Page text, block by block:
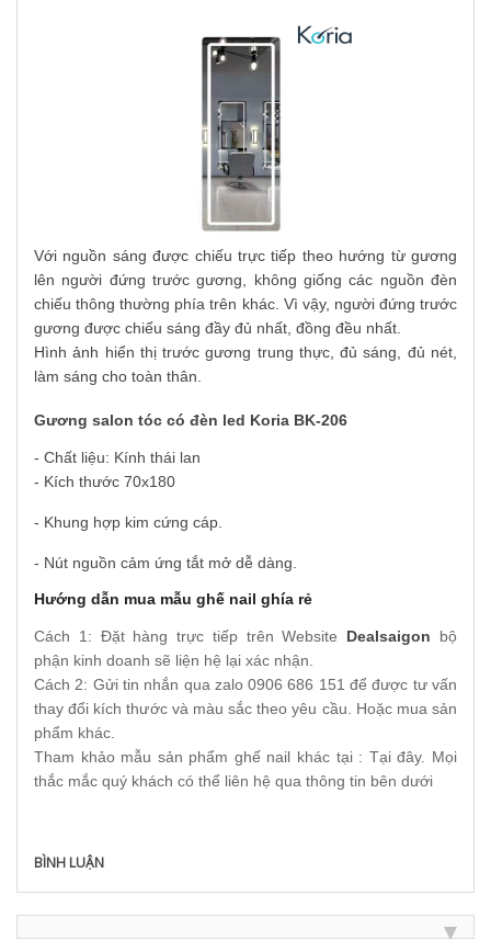
Với nguồn sáng được chiếu trực tiếp theo hướng từ gương
lên người đứng trước gương, không giống các nguồn đèn
chiếu thông thường phía trên khác. Vì vậy, người đứng trước
gương được chiếu sáng đầy đủ nhất, đồng đều nhất.
Hình ảnh hiển thị trước gương trung thực, đủ sáng, đủ nét,
làm sáng cho toàn thân.
Gương salon tóc có đèn led Koria BK-206
- Chất liệu: Kính thái lan
- Kích thước 70x180
- Khung hợp kim cứng cáp.
- Nút nguồn cảm ứng tắt mở dễ dàng.
Hướng dẫn mua mẫu ghế nail ghía rẻ
Cách 1: Đặt hàng trực tiếp trên Website Dealsaigon bộ
phận kinh doanh sẽ liện hệ lại xác nhận.
Cách 2: Gửi tin nhắn qua zalo 0906 686 151 để được tư vấn
thay đổi kích thước và màu sắc theo yêu cầu. Hoặc mua sản
phẩm khác.
Tham khảo mẫu sản phẩm ghế nail khác tại : Tại đây. Mọi
thắc mắc quý khách có thể liên hệ qua thông tin bên dưới
BÌNH LUẬN